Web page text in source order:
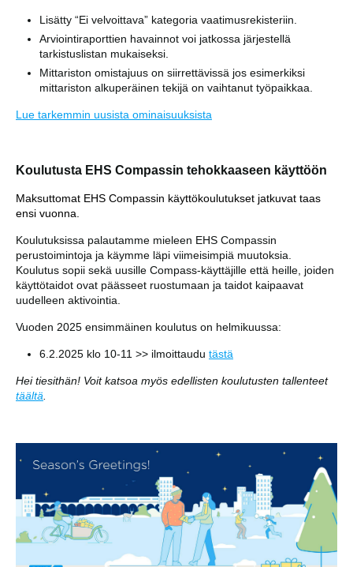
Lisätty “Ei velvoittava” kategoria vaatimusrekisteriin.
Arviointiraporttien havainnot voi jatkossa järjestellä
tarkistuslistan mukaiseksi.
Mittariston omistajuus on siirrettävissä jos esimerkiksi
mittariston alkuperäinen tekijä on vaihtanut työpaikkaa.
Lue tarkemmin uusista ominaisuuksista
Koulutusta EHS Compassin tehokkaaseen käyttöön
Maksuttomat EHS Compassin käyttökoulutukset jatkuvat taas
ensi vuonna.
Koulutuksissa palautamme mieleen EHS Compassin
perustoimintoja ja käymme läpi viimeisimpiä muutoksia.
Koulutus sopii sekä uusille Compass-käyttäjille että heille, joiden
käyttötaidot ovat päässeet ruostumaan ja taidot kaipaavat
uudelleen aktivointia.
Vuoden 2025 ensimmäinen koulutus on helmikuussa:
6.2.2025 klo 10-11 >> ilmoittaudu tästä
Hei tiesithän! Voit katsoa myös edellisten koulutusten tallenteet
täältä